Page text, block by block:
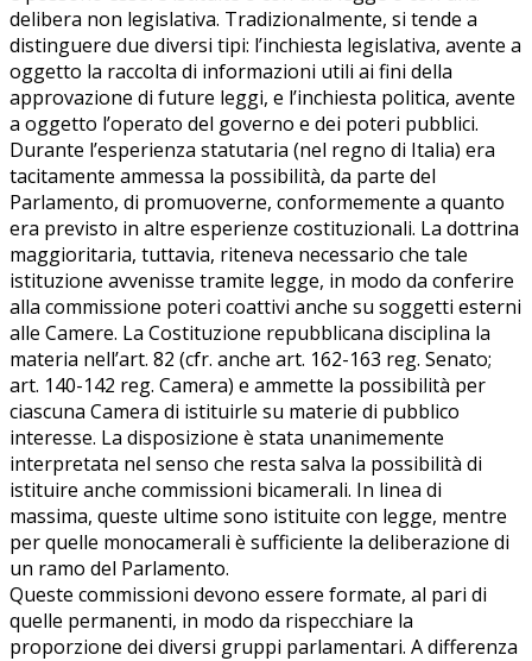
delibera non legislativa. Tradizionalmente, si tende a
distinguere due diversi tipi: l’inchiesta legislativa, avente a
oggetto la raccolta di informazioni utili ai fini della
approvazione di future leggi, e l’inchiesta politica, avente
a oggetto l’operato del governo e dei poteri pubblici.
Durante l’esperienza statutaria (nel regno di Italia) era
tacitamente ammessa la possibilità, da parte del
Parlamento, di promuoverne, conformemente a quanto
era previsto in altre esperienze costituzionali. La dottrina
maggioritaria, tuttavia, riteneva necessario che tale
istituzione avvenisse tramite legge, in modo da conferire
alla commissione poteri coattivi anche su soggetti esterni
alle Camere. La Costituzione repubblicana disciplina la
materia nell’art. 82 (cfr. anche art. 162-163 reg. Senato;
art. 140-142 reg. Camera) e ammette la possibilità per
ciascuna Camera di istituirle su materie di pubblico
interesse. La disposizione è stata unanimemente
interpretata nel senso che resta salva la possibilità di
istituire anche commissioni bicamerali. In linea di
massima, queste ultime sono istituite con legge, mentre
per quelle monocamerali è sufficiente la deliberazione di
un ramo del Parlamento.
Queste commissioni devono essere formate, al pari di
quelle permanenti, in modo da rispecchiare la
proporzione dei diversi gruppi parlamentari. A differenza